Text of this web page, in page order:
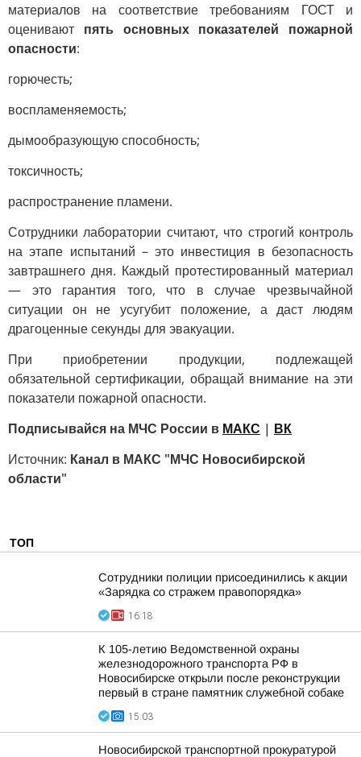
материалов на соответствие требованиям ГОСТ и
оценивают пять основных показателей пожарной
опасности:
горючесть;
воспламеняемость;
дымообразующую способность;
токсичность;
распространение пламени.
Сотрудники лаборатории считают, что строгий контроль
на этапе испытаний – это инвестиция в безопасность
завтрашнего дня. Каждый протестированный материал
— это гарантия того, что в случае чрезвычайной
ситуации он не усугубит положение, а даст людям
драгоценные секунды для эвакуации.
При приобретении продукции, подлежащей
обязательной сертификации, обращай внимание на эти
показатели пожарной опасности.
Подписывайся на МЧС России в МАКС | ВК
Источник: Канал в МАКС "МЧС Новосибирской
области"
ТОП
Сотрудники полиции присоединились к акции
«Зарядка со стражем правопорядка»
16:18
К 105-летию Ведомственной охраны
железнодорожного транспорта РФ в
Новосибирске открыли после реконструкции
первый в стране памятник служебной собаке
15:03
Новосибирской транспортной прокуратурой